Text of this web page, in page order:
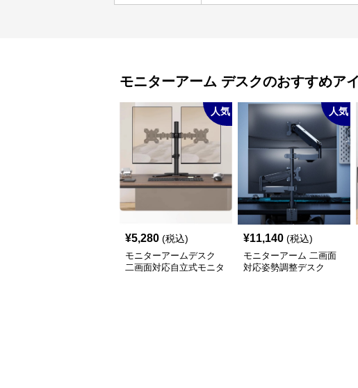
モニターアーム デスクのおすすめア
人気
¥5,280 (税込)
モニターアームデスク
二画面対応自立式モニタ
人気
¥11,140 (税込)
モニターアーム 二画面
対応姿勢調整デスク